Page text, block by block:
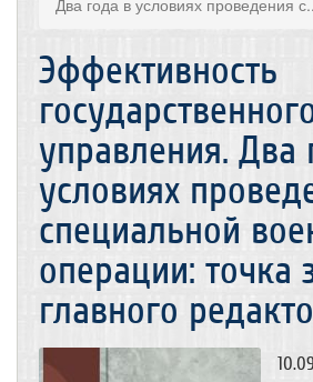
Два года в условиях проведения
Эффективность
управления. Два
условиях
специальной
операции: точка
главного